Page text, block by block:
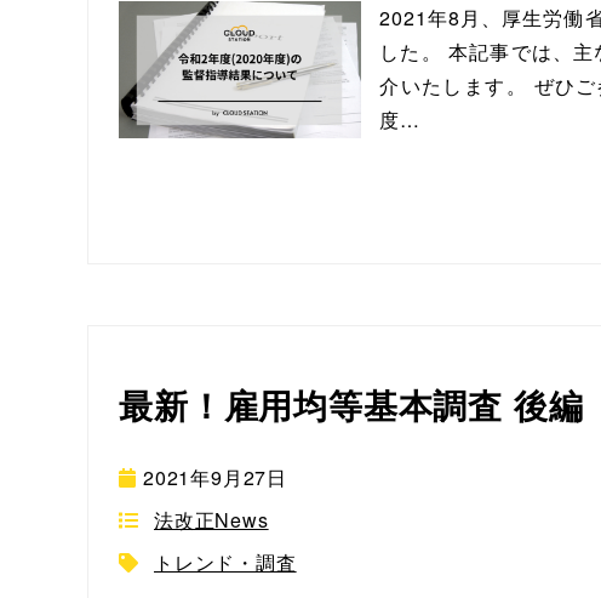
2021年8月、厚生労働
した。 本記事では、
介いたします。 ぜひ
度…
最新！雇用均等基本調査 後編
2021年9月27日
法改正News
トレンド・調査